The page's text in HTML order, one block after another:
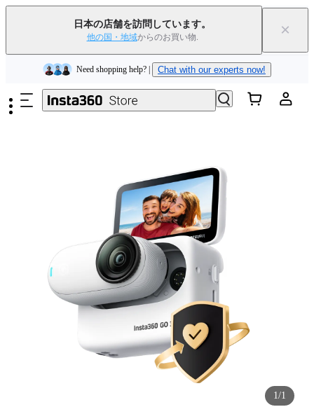
日本の店舗を訪問しています。
他の国・地域からのお買い物. ×
メインコンテンツへスキップ
下取りで旧デバイスを出すと、新規購入でキャッシュバックまたはクー
Need shopping help? | Chat with our experts now!
Insta360 Luna Ultra｜ ｜送料無料
1/1